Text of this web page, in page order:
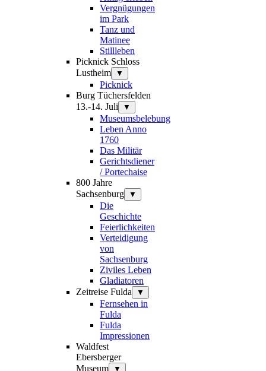
Vergnügungen
im Park
Tanz und
Matinee
Stillleben
Picknick Schloss
Lustheim
▼
Picknick
Burg Tüchersfelden
13.-14. Juli
▼
Museumsbelebung
Leben Anno
1760
Das Militär
Gerichtsdiener
/ Portechaise
800 Jahre
Sachsenburg
▼
Die
Geschichte
Feierlichkeiten
Verteidigung
von
Sachsenburg
Ziviles Leben
Gladiatoren
Zeitreise Fulda
▼
Fernsehen in
Fulda
Fulda
Impressionen
Waldfest
Ebersberger
Museum
▼